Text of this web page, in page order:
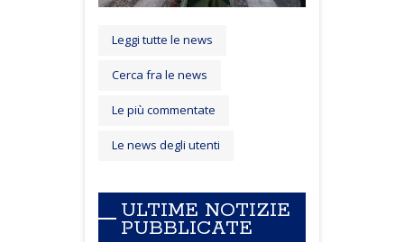
Leggi tutte le news
Cerca fra le news
Le più commentate
Le news degli utenti
ULTIME NOTIZIE
PUBBLICATE